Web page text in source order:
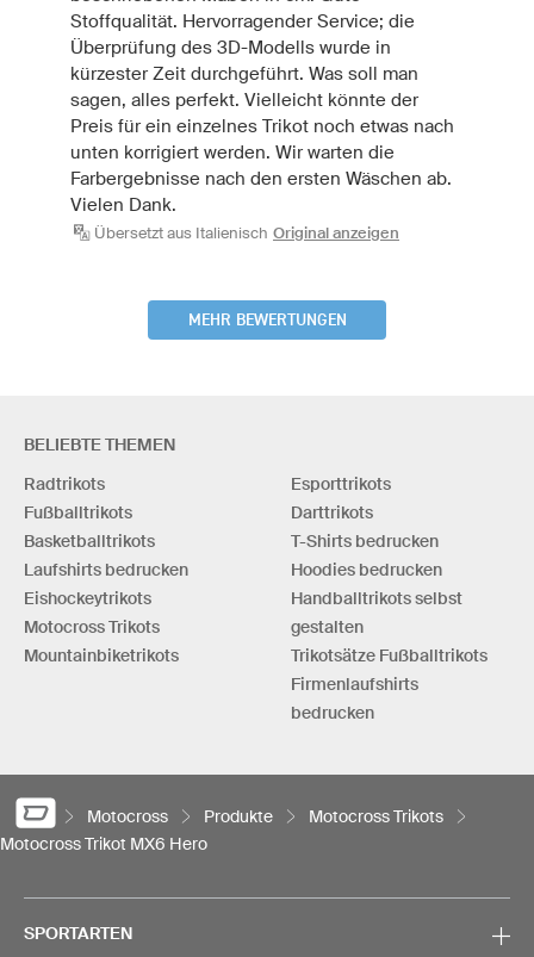
Stoffqualität. Hervorragender Service; die
Überprüfung des 3D-Modells wurde in
kürzester Zeit durchgeführt. Was soll man
sagen, alles perfekt. Vielleicht könnte der
Preis für ein einzelnes Trikot noch etwas nach
unten korrigiert werden. Wir warten die
Farbergebnisse nach den ersten Wäschen ab.
Vielen Dank.
Übersetzt aus Italienisch Original anzeigen
MEHR BEWERTUNGEN
BELIEBTE THEMEN
Radtrikots
Fußballtrikots
Basketballtrikots
Laufshirts bedrucken
Eishockeytrikots
Motocross Trikots
Mountainbiketrikots
Esporttrikots
Darttrikots
T-Shirts bedrucken
Hoodies bedrucken
Handballtrikots selbst
gestalten
Trikotsätze Fußballtrikots
Firmenlaufshirts
bedrucken
Motocross Produkte
Motocross Trikots
Motocross Trikot MX6 Hero
SPORTARTEN